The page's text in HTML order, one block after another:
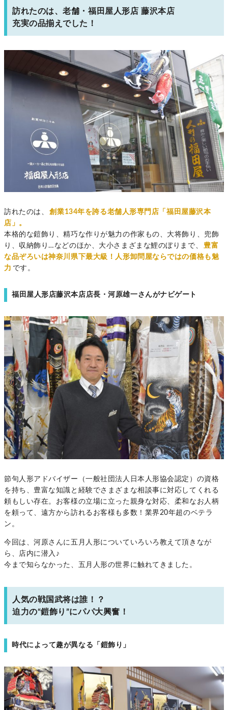
訪れたのは、老舗・福田屋人形店 藤沢本店
充実の品揃えでした！
訪れたのは、
創業134年を誇る老舗人形専門店「福田屋藤沢本
店」。
本格的な鎧飾り、精巧な作りが魅力の作家もの、大将飾り、兜飾
り、収納飾り…などのほか、大小さまざまな鯉のぼりまで、
豊富
な品ぞろいは神奈川県下最大級！人形卸問屋ならではの価格も魅
力 です。
福田屋人形店藤沢本店店長・河原雄一さんがナビゲート
節句人形アドバイザー（一般社団法人日本人形協会認定）の資格
を持ち、豊富な知識と経験でさまざまな相談事に対応してくれる
頼もしい存在。お客様の立場に立った親身な対応、柔和なお人柄
を頼って、遠方から訪れるお客様も多数！業界20年超のベテラ
ン。
今回は、河原さんに五月人形についていろいろ教えて頂きなが
ら、店内に潜入♪
今まで知らなかった、五月人形の世界に触れてきました。
人気の戦国武将は誰！？
迫力の“鎧飾り”にパパ大興奮！
時代によって趣が異なる「鎧飾り」